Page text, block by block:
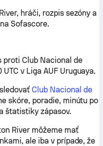
hráči, rozpis sezóny a
Sofascore.
proti Club Nacional de
v Liga AUF Uruguaya.
Club Nacional de
skóre, poradie, minútu po
štatistiky zápasov.
River môžeme mať
ale iba v prípade, že